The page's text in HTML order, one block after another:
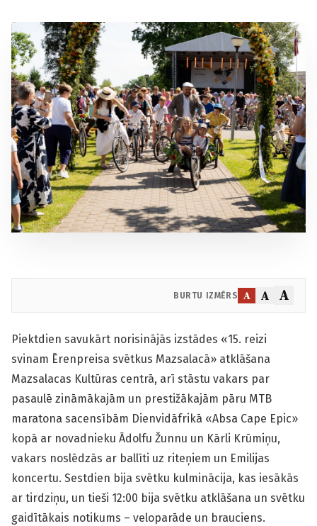
BURTU IZMĒRS A A A
Piektdien savukārt norisinājās izstādes «15. reizi
svinam Ērenpreisa svētkus Mazsalacā» atklāšana
Mazsalacas Kultūras centrā, arī stāstu vakars par
pasaulē zināmākajām un prestižākajām pāru MTB
maratona sacensībām Dienvidāfrikā «Absa Cape Epic»
kopā ar novadnieku Ādolfu Žunnu un Kārli Krūmiņu,
vakars noslēdzās ar ballīti uz riteņiem un Emilijas
koncertu. Sestdien bija svētku kulminācija, kas iesākās
ar tirdziņu, un tieši 12:00 bija svētku atklāšana un svētku
gaidītākais notikums – veloparāde un brauciens.